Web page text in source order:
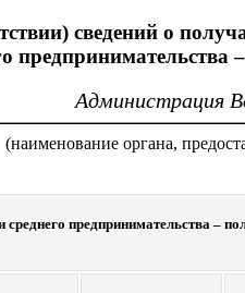
сведений о
предпринимательства
Администрация
(наименование органа,
предпринимательства –